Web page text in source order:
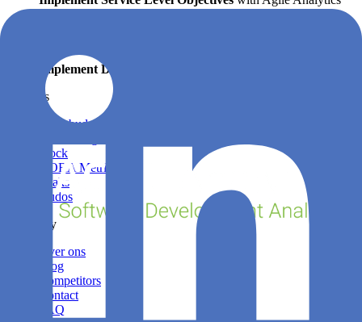
Implement DORA Metrics
Features
Error budgets
Stock
DORA Metrics
Leaks
Kudos
Company
Over ons
Blog
Competitors
Contact
FAQ